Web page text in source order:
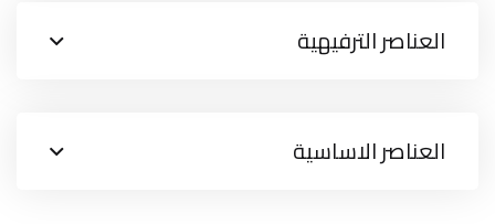
العناصر الترفيهية
العناصر الاساسية